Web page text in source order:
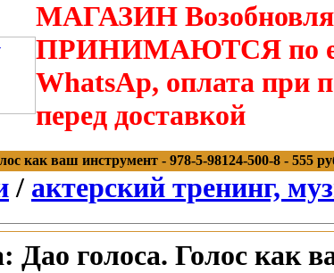
МАГАЗИН
ПРИНИМАЮТСЯ по e-
WhatsAp, оплата при
перед доставкой
как ваш инструмент - 978-5-98124-500-8 - 555
/ актерский тренинг,
Дао голоса. Голос как